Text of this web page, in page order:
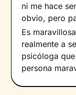
ni me hace
obvio, pero
Es
realmente a
psicóloga
persona